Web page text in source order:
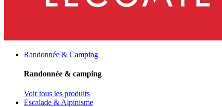
Randonnée & Camping
Randonnée & camping
Voir tous les produits
Escalade & Alpinisme